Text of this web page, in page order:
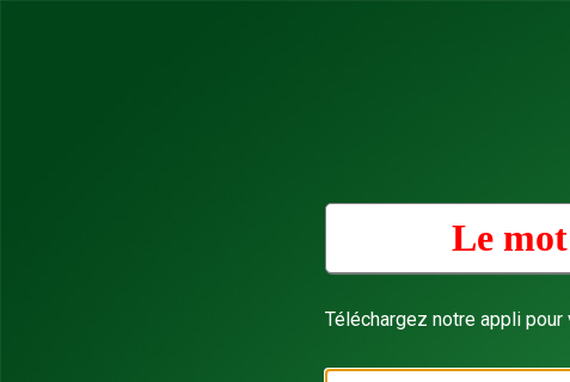
Le
Téléchargez notre appli